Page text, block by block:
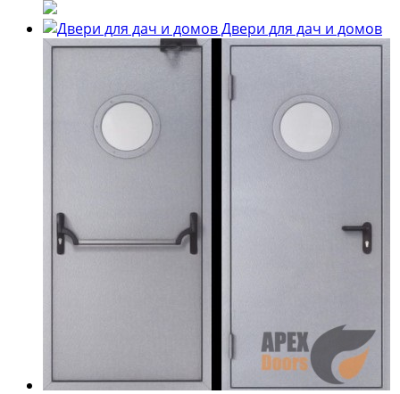
Двери для дач и домов